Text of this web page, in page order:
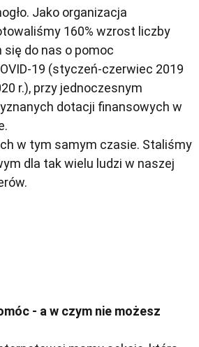
Jako organizacja
160% wzrost liczby
do nas o pomoc
19 (styczeń-czerwiec 2019
r.), przy jednoczesnym
dotacji finansowych w
w tym samym czasie. Staliśmy
dla tak wielu ludzi w naszej
- a w czym nie możesz